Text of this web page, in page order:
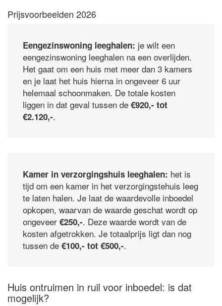
Prijsvoorbeelden 2026
Eengezinswoning leeghalen: je wilt een
eengezinswoning leeghalen na een overlijden.
Het gaat om een huis met meer dan 3 kamers
en je laat het huis hierna in ongeveer 6 uur
helemaal schoonmaken. De totale kosten
liggen in dat geval tussen de €920,- tot
€2.120,-.
Kamer in verzorgingshuis leeghalen: het is
tijd om een kamer in het verzorgingstehuis leeg
te laten halen. Je laat de waardevolle inboedel
opkopen, waarvan de waarde geschat wordt op
ongeveer €250,-. Deze waarde wordt van de
kosten afgetrokken. Je totaalprijs ligt dan nog
tussen de €100,- tot €500,-.
Huis ontruimen in ruil voor inboedel: is dat
mogelijk?